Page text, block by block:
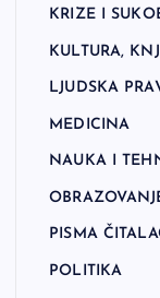
KRIZE I
KULTURA,
LJUDSKA
MEDICINA
NAUKA I
PISMA
POLITIKA